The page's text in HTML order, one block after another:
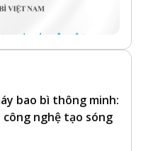
bao bì thông minh:
công nghệ tạo sóng